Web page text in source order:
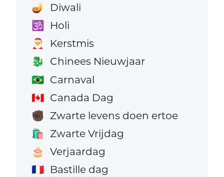
🪔 Diwali
🕉️ Holi
🎅 Kerstmis
🐉 Chinees Nieuwjaar
🇧🇷 Carnaval
🇨🇦 Canada Dag
✊🏿 Zwarte levens doen ertoe
🛍️ Zwarte Vrijdag
🎂 Verjaardag
🇫🇷 Bastille dag